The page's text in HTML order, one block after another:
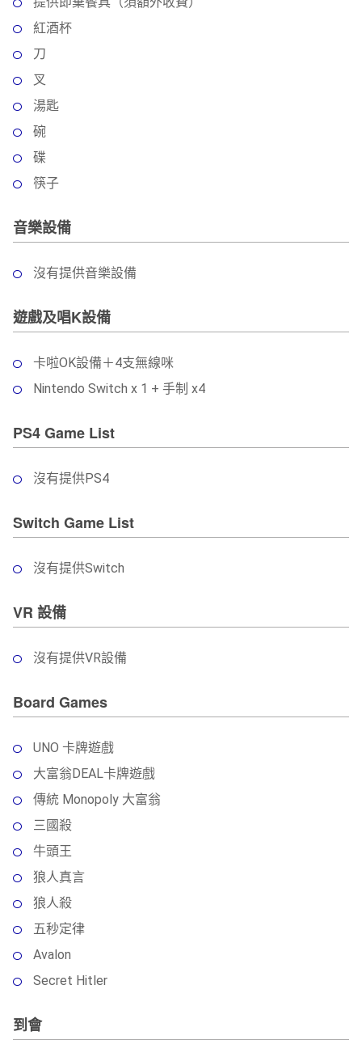
紅酒杯
刀
叉
湯匙
碗
碟
筷子
音樂設備
沒有提供音樂設備
遊戲及唱K設備
卡啦OK設備＋4支無線咪
Nintendo Switch x 1 + 手制 x4
PS4 Game List
沒有提供PS4
Switch Game List
沒有提供Switch
VR 設備
沒有提供VR設備
Board Games
UNO 卡牌遊戲
大富翁DEAL卡牌遊戲
傳統 Monopoly 大富翁
三國殺
牛頭王
狼人真言
狼人殺
五秒定律
Avalon
Secret Hitler
到會